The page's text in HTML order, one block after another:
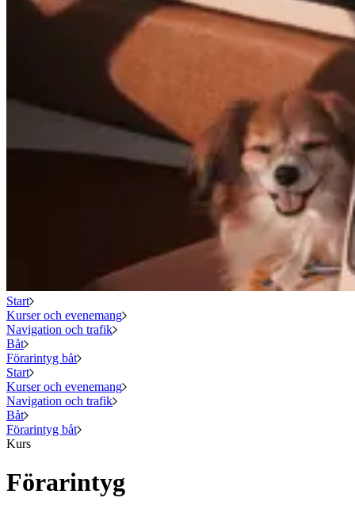
Start
Kurser och evenemang
Navigation och trafik
Båt
Förarintyg båt
Start
Kurser och evenemang
Navigation och trafik
Båt
Förarintyg båt
Kurs
Förarintyg